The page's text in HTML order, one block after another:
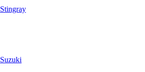
Stingray
Suzuki